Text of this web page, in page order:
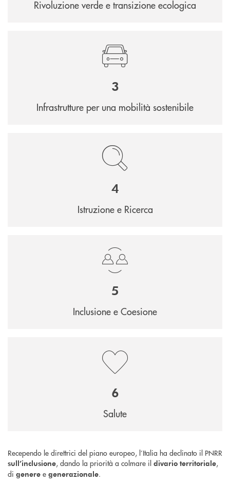
Rivoluzione verde e transizione ecologica
3
Infrastrutture per una mobilità sostenibile
4
Istruzione e Ricerca
5
Inclusione e Coesione
6
Salute
Recependo le direttrici del piano europeo, l’Italia ha declinato il PNRR
sull’inclusione, dando la priorità a colmare il divario territoriale,
di genere e generazionale.